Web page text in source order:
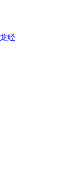
经